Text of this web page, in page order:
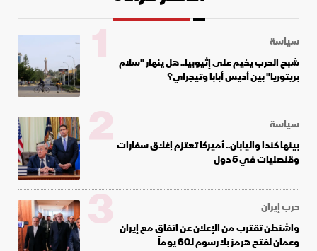
سياسة
شبح الحرب يخيم على إثيوبيا.. هل ينهار "سلام
بريتوريا" بين أديس أبابا وتيجراي؟
1
سياسة
بينها كندا واليابان.. أميركا تعتزم إغلاق سفارات
وقنصليات في 5 دول
2
حرب إيران
واشنطن تقترب من الإعلان عن اتفاق مع إيران
وعمان لفتح هرمز بلا رسوم لـ60 يوماً
3